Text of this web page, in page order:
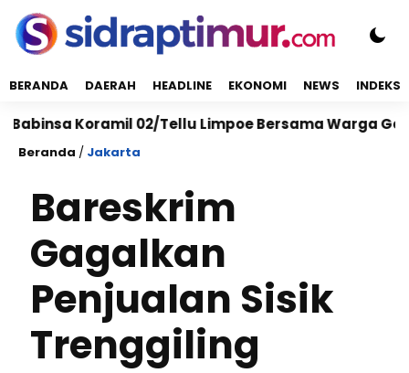
BERANDA DAERAH HEADLINE EKONOMI NEWS INDEKS
Koramil 02/Tellu Limpoe Bersama Warga Gelar
Beranda / Jakarta
Bareskrim
Gagalkan
Penjualan Sisik
Trenggiling